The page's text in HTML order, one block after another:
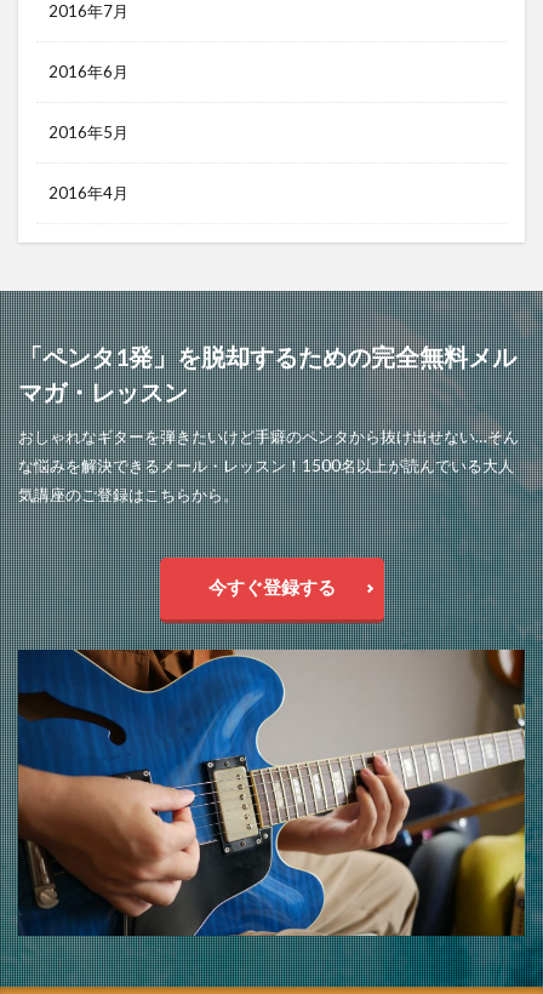
2016年7月
2016年6月
2016年5月
2016年4月
「ペンタ1発」を脱却するための完全無料メル
マガ・レッスン
おしゃれなギターを弾きたいけど手癖のペンタから抜け出せない…そん
な悩みを解決できるメール・レッスン！1500名以上が読んでいる大人
気講座のご登録はこちらから。
今すぐ登録する